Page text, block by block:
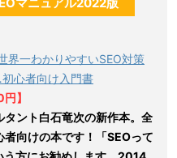
界一わかりやすいSEO対策
心者向け入門書
】
タント白石竜次の新作本。全
者向けの本です！「SEOって